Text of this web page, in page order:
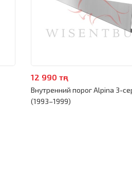
12 990 тңг
Внутренний порог Alpina 3-
(1993–1999)